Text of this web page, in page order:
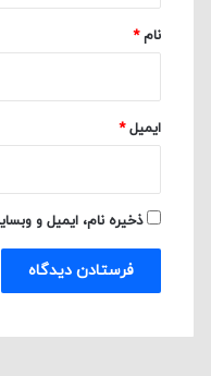
نام*
ایمیل*
ذخیره نام، ایمیل و